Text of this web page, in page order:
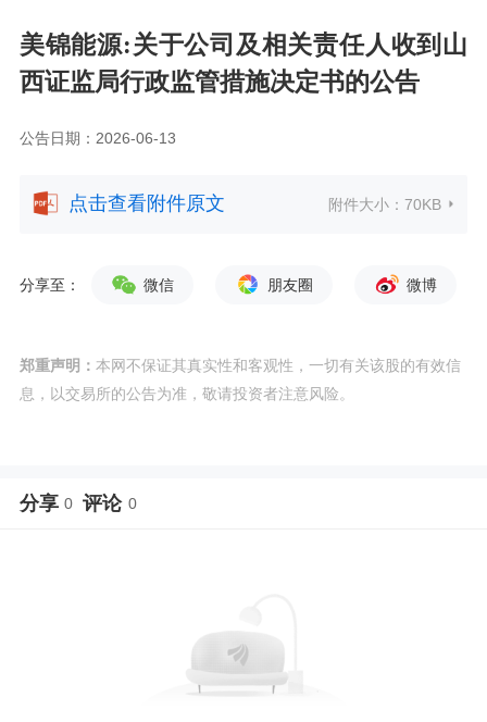
美锦能源:关于公司及相关责任人收到山
西证监局行政监管措施决定书的公告
公告日期：2026-06-13
点击查看附件原文 附件大小： 70KB
分享至： 微信 朋友圈 微博
郑重声明： 本网不保证其真实性和客观性，一切有关该股的有效信
息，以交易所的公告为准，敬请投资者注意风险。
分享 0 评论 0